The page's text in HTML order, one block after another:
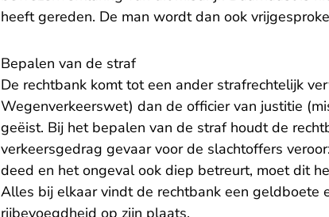
heeft gereden. De man wordt dan ook
Bepalen van de straf
De rechtbank komt tot een ander strafrechtelijk
Wegenverkeerswet) dan de officier van justitie
geëist. Bij het bepalen van de straf houdt de
verkeersgedrag gevaar voor de slachtoffers
deed en het ongeval ook diep betreurt, moet dit
Alles bij elkaar vindt de rechtbank een geldboete
rijbevoegdheid op zijn plaats.